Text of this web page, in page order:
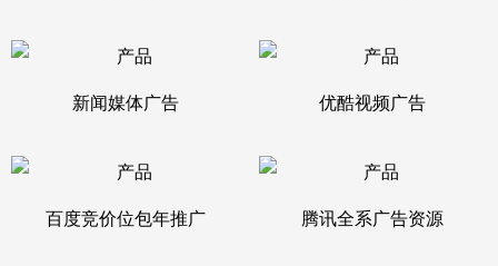
新闻媒体广告 优酷视频广告
百度竞价位包年推广 腾讯全系广告资源